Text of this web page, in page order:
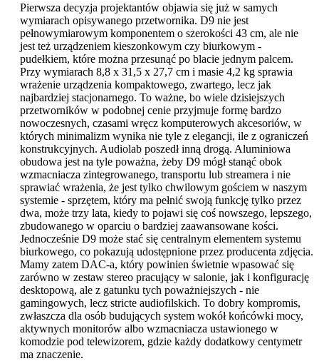
Pierwsza decyzja projektantów objawia się już w samych
wymiarach opisywanego przetwornika. D9 nie jest
pełnowymiarowym komponentem o szerokości 43 cm, ale nie
jest też urządzeniem kieszonkowym czy biurkowym -
pudełkiem, które można przesunąć po blacie jednym palcem.
Przy wymiarach 8,8 x 31,5 x 27,7 cm i masie 4,2 kg sprawia
wrażenie urządzenia kompaktowego, zwartego, lecz jak
najbardziej stacjonarnego. To ważne, bo wiele dzisiejszych
przetworników w podobnej cenie przyjmuje formę bardzo
nowoczesnych, czasami wręcz komputerowych akcesoriów, w
których minimalizm wynika nie tyle z elegancji, ile z ograniczeń
konstrukcyjnych. Audiolab poszedł inną drogą. Aluminiowa
obudowa jest na tyle poważna, żeby D9 mógł stanąć obok
wzmacniacza zintegrowanego, transportu lub streamera i nie
sprawiać wrażenia, że jest tylko chwilowym gościem w naszym
systemie - sprzętem, który ma pełnić swoją funkcję tylko przez
dwa, może trzy lata, kiedy to pojawi się coś nowszego, lepszego,
zbudowanego w oparciu o bardziej zaawansowane kości.
Jednocześnie D9 może stać się centralnym elementem systemu
biurkowego, co pokazują udostępnione przez producenta zdjęcia.
Mamy zatem DAC-a, który powinien świetnie wpasować się
zarówno w zestaw stereo pracujący w salonie, jak i konfigurację
desktopową, ale z gatunku tych poważniejszych - nie
gamingowych, lecz stricte audiofilskich. To dobry kompromis,
zwłaszcza dla osób budujących system wokół końcówki mocy,
aktywnych monitorów albo wzmacniacza ustawionego w
komodzie pod telewizorem, gdzie każdy dodatkowy centymetr
ma znaczenie.